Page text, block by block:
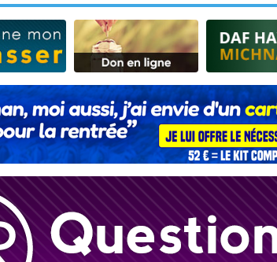
Il reste 49 places pour étudier en
2 personnes viennent de nous
6 personnes viennent de nous
4 personnes viennent de faire un
2 personnes viennent de faire un
4 personnes viennent de nous rejoindre
17 personnes viennent de demander
Il reste 49 places pour étudier en
Eva vient de donner son Maasser
4 personnes viennent de nous